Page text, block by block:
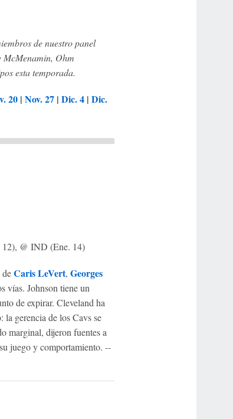
de nuestro panel
Ohm
esta temporada.
20| Nov. 27| Dic. 4| Dic.
@ IND (Ene. 14)
Caris LeVert, Georges
vías. Johnson tiene un
de expirar. Cleveland ha
la gerencia de los Cavs se
marginal, dijeron fuentes a
juego y comportamiento. --